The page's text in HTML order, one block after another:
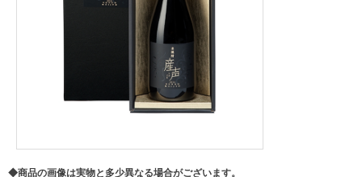
◆商品の画像は実物と多少異なる場合がございます。